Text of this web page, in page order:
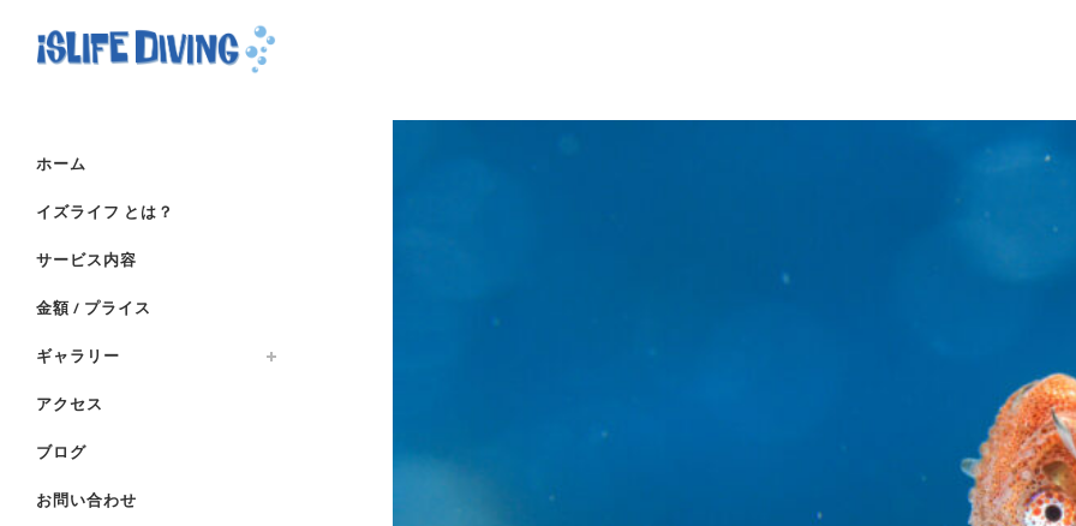
ホーム
イズライフ とは？
サービス内容
金額 / プライス
ギャラリー
アクセス
ブログ
お問い合わせ